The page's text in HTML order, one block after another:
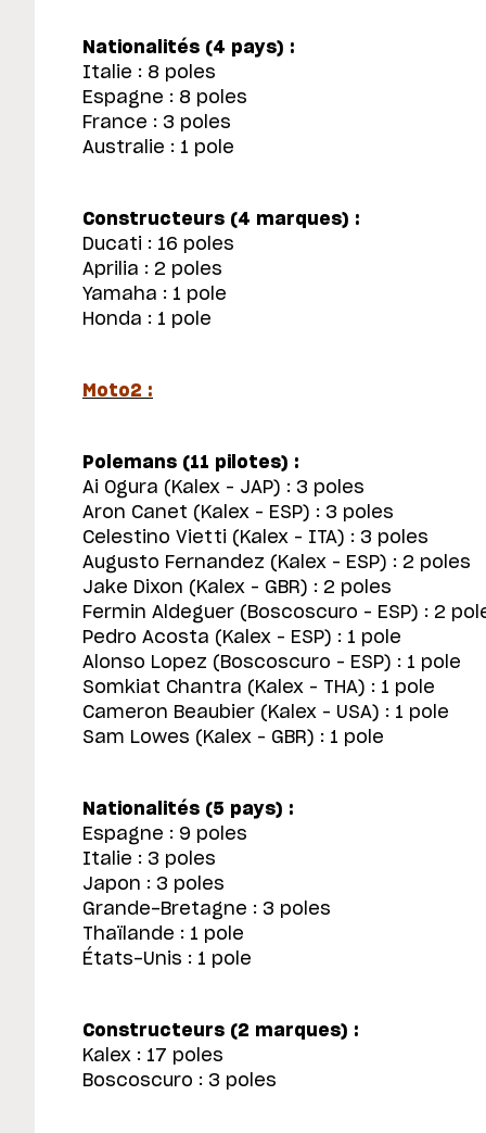
Nationalités (4 pays) :
Italie : 8 poles
Espagne : 8 poles
France : 3 poles
Australie : 1 pole
Constructeurs (4 marques) :
Ducati : 16 poles
Aprilia : 2 poles
Yamaha : 1 pole
Honda : 1 pole
Moto2 :
Polemans (11 pilotes) :
Ai Ogura (Kalex – JAP) : 3 poles
Aron Canet (Kalex – ESP) : 3 poles
Celestino Vietti (Kalex – ITA) : 3 poles
Augusto Fernandez (Kalex – ESP) : 2 poles
Jake Dixon (Kalex – GBR) : 2 poles
Fermin Aldeguer (Boscoscuro – ESP) : 2
Pedro Acosta (Kalex – ESP) : 1 pole
Alonso Lopez (Boscoscuro – ESP) : 1 pole
Somkiat Chantra (Kalex – THA) : 1 pole
Cameron Beaubier (Kalex – USA) : 1 pole
Sam Lowes (Kalex – GBR) : 1 pole
Nationalités (5 pays) :
Espagne : 9 poles
Italie : 3 poles
Japon : 3 poles
Grande-Bretagne : 3 poles
Thaïlande : 1 pole
États-Unis : 1 pole
Constructeurs (2 marques) :
Kalex : 17 poles
Boscoscuro : 3 poles